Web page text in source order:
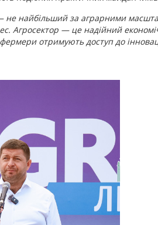
не найбільший за аграрними
Агросектор — це надійний
отримують доступ до